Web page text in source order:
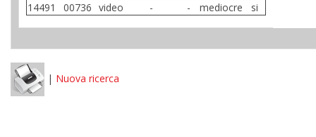
14491 00736 video - - mediocre si
| Nuova ricerca